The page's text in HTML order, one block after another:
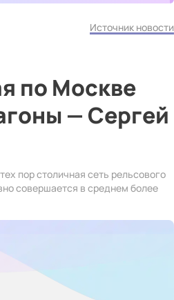
Источник новости
по Москве
— Сергей
пор столичная сеть рельсового
совершается в среднем более